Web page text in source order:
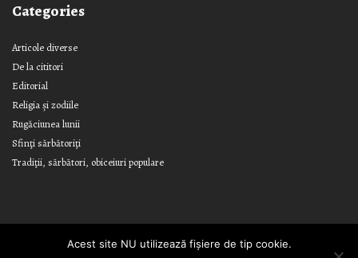
Categories
Articole diverse
De la cititori
Editorial
Religia și zodiile
Rugăciunea lunii
Sfinţi sărbătoriţi
Tradiţii, sărbători, obiceiuri populare
Designed byNasio Themes||Powered byWordPress
Acest site NU utilizează fișiere de tip cookie.